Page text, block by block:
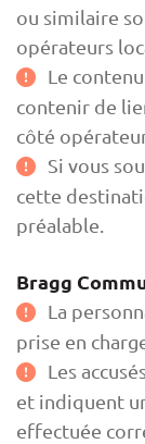
ou similaire
opérateurs
Le
contenir de
côté
Si vous
cette
préalable.
Bragg
La
prise en
Les
et indiquent
effectuée